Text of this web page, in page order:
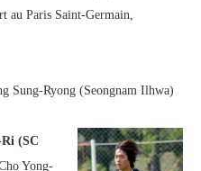
au Paris Saint-Germain,
Sung-Ryong (Seongnam Ilhwa)
(SC
Yong-